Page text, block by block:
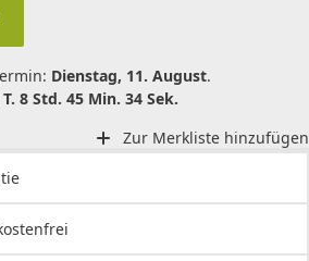
Dienstag, 11. August.
T. 8 Std. 45 Min. 34 Sek.
Zur Merkliste hinzufügen